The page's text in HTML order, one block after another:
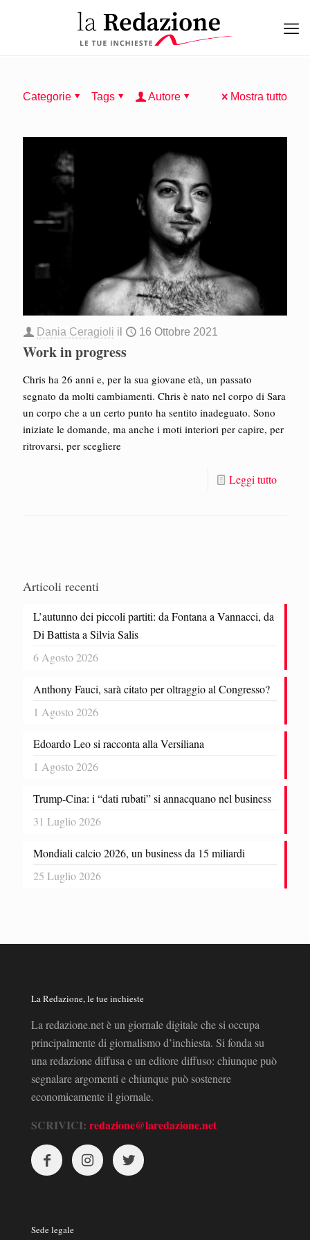
Categorie Tags Autore Mostra tutto
Dania Ceragioli il 16 Ottobre 2021
Work in progress
Chris ha 26 anni e, per la sua giovane età, un passato
segnato da molti cambiamenti. Chris è nato nel corpo di Sara
un corpo che a un certo punto ha sentito inadeguato. Sono
iniziate le domande, ma anche i moti interiori per capire, per
ritrovarsi, per scegliere
Leggi tutto
Articoli recenti
L’autunno dei piccoli partiti: da Fontana a Vannacci, da
Di Battista a Silvia Salis
6 Agosto 2026
Anthony Fauci, sarà citato per oltraggio al Congresso?
1 Agosto 2026
Edoardo Leo si racconta alla Versiliana
1 Agosto 2026
Trump-Cina: i “dati rubati” si annacquano nel business
31 Luglio 2026
Mondiali calcio 2026, un business da 15 miliardi
25 Luglio 2026
La Redazione, le tue inchieste
La redazione.net è un giornale digitale che si occupa
principalmente di giornalismo d’inchiesta. Si fonda su
una redazione diffusa e un editore diffuso: chiunque può
segnalare argomenti e chiunque può sostenere
economicamente il giornale.
SCRIVICI: redazione@laredazione.net
Sede legale